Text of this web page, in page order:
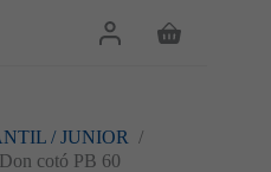
Cistella
/ JUNIOR /
cotó PB 60